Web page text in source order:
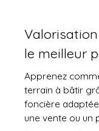
le meilleur
Apprenez
terrain à bâtir
foncière
une vente ou un